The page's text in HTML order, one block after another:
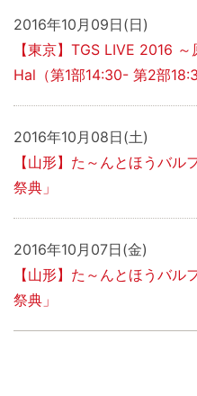
2016年10月09日(日)
【東京】TGS LIVE 2016
Hal（第1部14:30- 第2部
2016年10月08日(土)
【山形】た～んとほうバ
祭典」
2016年10月07日(金)
【山形】た～んとほうバ
祭典」